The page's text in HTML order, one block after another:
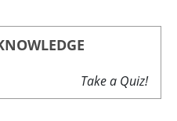
Take a Quiz!